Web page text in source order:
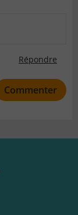
Répondre
Commenter